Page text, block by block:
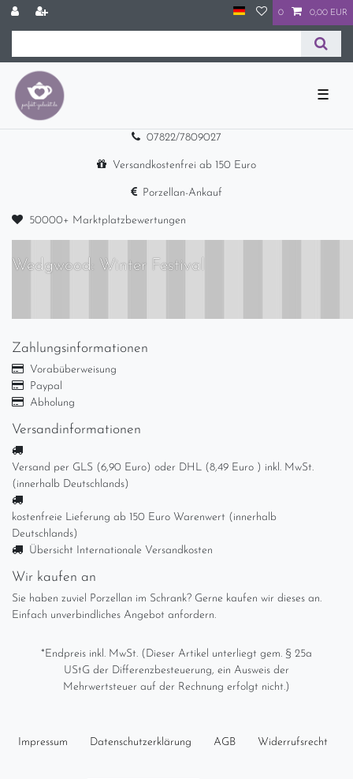
0 0,00 EUR
☰
07822/7809027
Versandkostenfrei ab 150 Euro
Porzellan-Ankauf
50000+ Marktplatzbewertungen
Wedgwood: Winter Festival
Zahlungsinformationen
Vorabüberweisung
Paypal
Abholung
Versandinformationen
Versand per GLS (6,90 Euro) oder DHL (8,49 Euro ) inkl. MwSt.
(innerhalb Deutschlands)
kostenfreie Lieferung ab 150 Euro Warenwert (innerhalb
Deutschlands)
Übersicht Internationale Versandkosten
Wir kaufen an
Sie haben zuviel Porzellan im Schrank? Gerne kaufen wir dieses an.
Einfach unverbindliches Angebot anfordern.
*Endpreis inkl. MwSt. (Dieser Artikel unterliegt gem. § 25a
UStG der Differenzbesteuerung, ein Ausweis der
Mehrwertsteuer auf der Rechnung erfolgt nicht.)
Impressum Daten­schutz­erklärung AGB Widerrufs­recht